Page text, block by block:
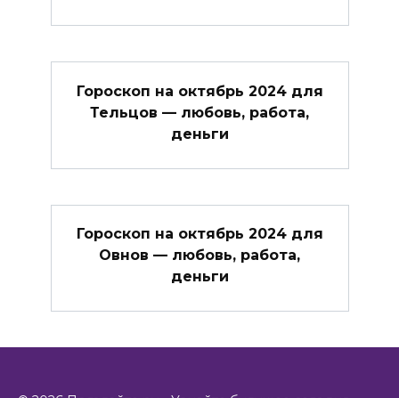
Гороскоп на октябрь 2024 для
Тельцов — любовь, работа,
деньги
Гороскоп на октябрь 2024 для
Овнов — любовь, работа,
деньги